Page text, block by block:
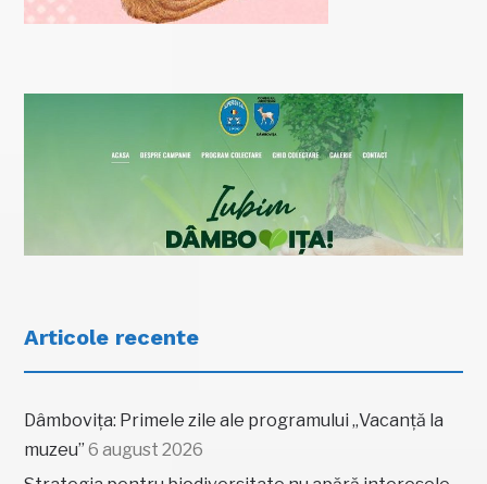
Articole recente
Dâmbovița: Primele zile ale programului „Vacanță la
muzeu” 6 august 2026